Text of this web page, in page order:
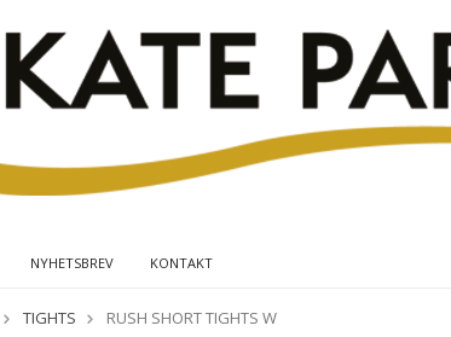
NYHETSBREV KONTAKT
TIGHTS RUSH SHORT TIGHTS W